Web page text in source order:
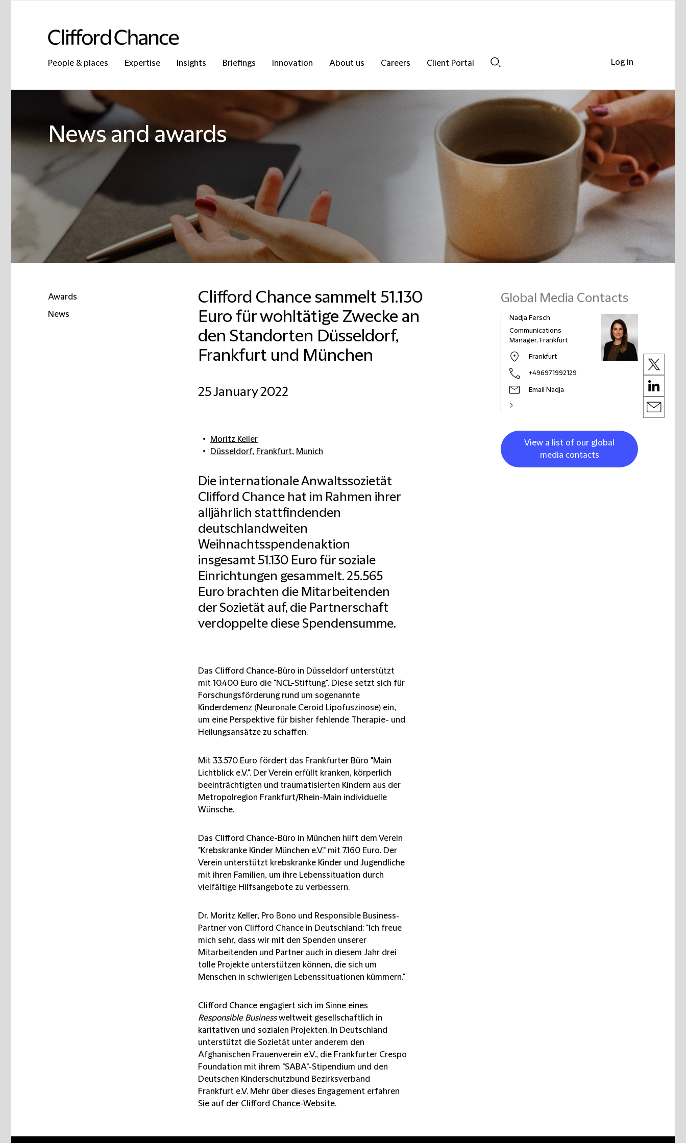
People & places Expertise Insights Briefings Innovation About us Careers
Client Portal
News and awards
Awards
News
Clifford Chance sammelt 51.130
Euro für wohltätige Zwecke an
den Standorten Düsseldorf,
Frankfurt und München
25 January 2022
Moritz Keller
Düsseldorf, Frankfurt, Munich
Die internationale Anwaltssozietät
Clifford Chance hat im Rahmen ihrer
alljährlich stattfindenden
deutschlandweiten
Weihnachtsspendenaktion
insgesamt 51.130 Euro für soziale
Einrichtungen gesammelt. 25.565
Euro brachten die Mitarbeitenden
der Sozietät auf, die Partnerschaft
verdoppelte diese Spendensumme.
Das Clifford Chance-Büro in Düsseldorf unterstützt
mit 10.400 Euro die "NCL-Stiftung". Diese setzt sich für
Forschungsförderung rund um sogenannte
Kinderdemenz (Neuronale Ceroid Lipofuszinose) ein,
um eine Perspektive für bisher fehlende Therapie- und
Heilungsansätze zu schaffen.
Mit 33.570 Euro fördert das Frankfurter Büro "Main
Lichtblick e.V.". Der Verein erfüllt kranken, körperlich
beeinträchtigten und traumatisierten Kindern aus der
Metropolregion Frankfurt/Rhein-Main individuelle
Wünsche.
Das Clifford Chance-Büro in München hilft dem Verein
"Krebskranke Kinder München e.V." mit 7.160 Euro. Der
Verein unterstützt krebskranke Kinder und Jugendliche
mit ihren Familien, um ihre Lebenssituation durch
vielfältige Hilfsangebote zu verbessern.
Dr. Moritz Keller, Pro Bono und Responsible Business-
Partner von Clifford Chance in Deutschland: "Ich freue
mich sehr, dass wir mit den Spenden unserer
Mitarbeitenden und Partner auch in diesem Jahr drei
tolle Projekte unterstützen können, die sich um
Menschen in schwierigen Lebenssituationen kümmern."
Clifford Chance engagiert sich im Sinne eines
Responsible Businessweltweit gesellschaftlich in
karitativen und sozialen Projekten. In Deutschland
unterstützt die Sozietät unter anderem den
Afghanischen Frauenverein e.V., die Frankfurter Crespo
Foundation mit ihrem "SABA"-Stipendium und den
Deutschen Kinderschutzbund Bezirksverband
Frankfurt e.V. Mehr über dieses Engagement erfahren
Sie auf der Clifford Chance-Website.
Global Media Contacts
Madhu Mirpuri
Brand, Communications
and Marketing Manager,
Asia Pacific
Nadja Fersch
Communications
Manager, Frankfurt
Frankfurt
+496971992129
Email Nadja
View a list of our global
media contacts
Log in